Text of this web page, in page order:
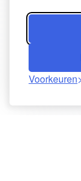
Voorkeuren